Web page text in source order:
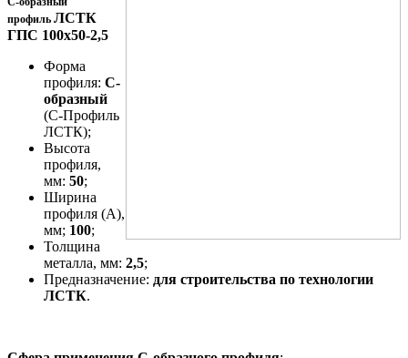
профиль ЛСТК
ГПС 100x50-2,5
Форма
профиля: С-
образный
(С-Профиль
ЛСТК);
Высота
профиля,
мм: 50;
Ширина
профиля (A),
мм; 100;
Толщина
металла, мм: 2,5;
Предназначение: для строительства по технологии
ЛСТК.